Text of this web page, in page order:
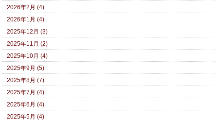
2026年2月 (4)
2026年1月 (4)
2025年12月 (3)
2025年11月 (2)
2025年10月 (4)
2025年9月 (5)
2025年8月 (7)
2025年7月 (4)
2025年6月 (4)
2025年5月 (4)